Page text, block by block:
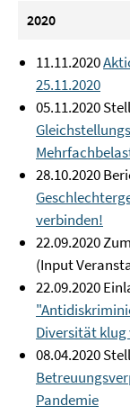
2020
11.11.2020
25.11.2020
05.11.2020
28.10.2020
verbinden!
22.09.2020
(Input
22.09.2020
Diversität
08.04.2020
Pandemie